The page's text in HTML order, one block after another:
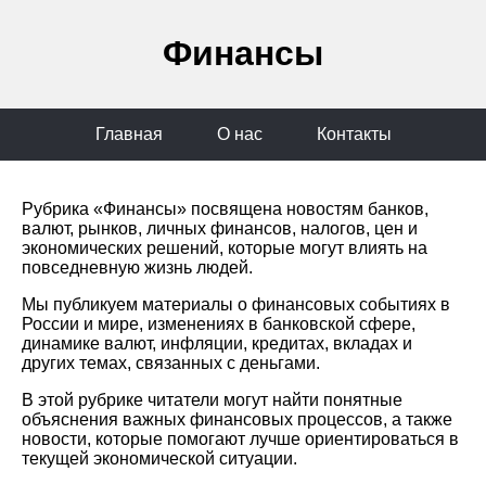
Финансы
Главная О нас Контакты
Рубрика «Финансы» посвящена новостям банков,
валют, рынков, личных финансов, налогов, цен и
экономических решений, которые могут влиять на
повседневную жизнь людей.
Мы публикуем материалы о финансовых событиях в
России и мире, изменениях в банковской сфере,
динамике валют, инфляции, кредитах, вкладах и
других темах, связанных с деньгами.
В этой рубрике читатели могут найти понятные
объяснения важных финансовых процессов, а также
новости, которые помогают лучше ориентироваться в
текущей экономической ситуации.